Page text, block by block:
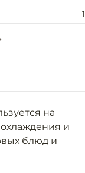
на
и
блюд и